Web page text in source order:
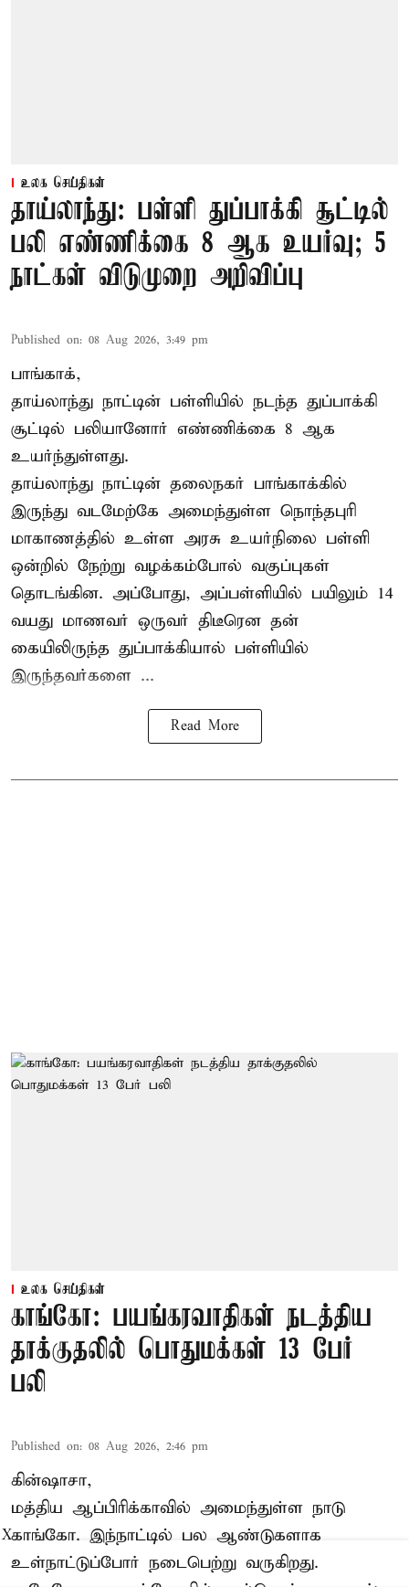
உலக செய்திகள்
தாய்லாந்து: பள்ளி துப்பாக்கி சூட்டில்
பலி எண்ணிக்கை 8 ஆக உயர்வு; 5
நாட்கள் விடுமுறை அறிவிப்பு
Published on: 08 Aug 2026, 3:49 pm
பாங்காக்,
தாய்லாந்து நாட்டின் பள்ளியில் நடந்த துப்பாக்கி
சூட்டில் பலியானோர் எண்ணிக்கை 8 ஆக
உயர்ந்துள்ளது.
தாய்லாந்து நாட்டின் தலைநகர் பாங்காக்கில்
இருந்து வடமேற்கே அமைந்துள்ள நொந்தபுரி
மாகாணத்தில் உள்ள அரசு உயர்நிலை பள்ளி
ஒன்றில் நேற்று வழக்கம்போல் வகுப்புகள்
தொடங்கின. அப்போது, அப்பள்ளியில் பயிலும் 14
வயது மாணவர் ஒருவர் திடீரென தன்
கையிலிருந்த துப்பாக்கியால் பள்ளியில்
இருந்தவர்களை ...
Read More
உலக செய்திகள்
காங்கோ: பயங்கரவாதிகள் நடத்திய
தாக்குதலில் பொதுமக்கள் 13 பேர்
பலி
Published on: 08 Aug 2026, 2:46 pm
கின்ஷாசா,
மத்திய ஆப்பிரிக்காவில் அமைந்துள்ள நாடு
காங்கோ. இந்நாட்டில் பல ஆண்டுகளாக
உள்நாட்டுப்போர் நடைபெற்று வருகிறது.
X